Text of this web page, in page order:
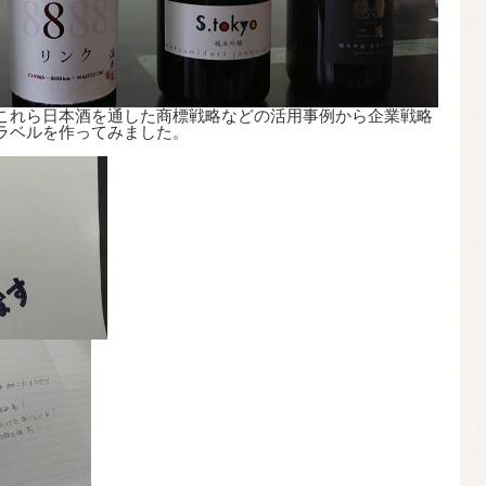
れら日本酒を通した商標戦略などの活用事例から企業戦略
ルを作ってみました。